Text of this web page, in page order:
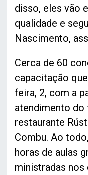
disso, eles vão
qualidade e
Nascimento,
Cerca de 60
capacitação
feira, 2, com a
atendimento do
restaurante
Combu. Ao
horas de aulas
ministradas nos